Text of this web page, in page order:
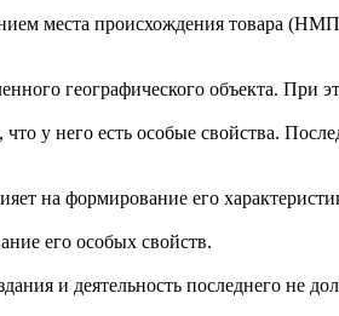
места происхождения товара
географического объекта. При
у него есть особые свойства.
на формирование его
его особых свойств.
и деятельность последнего не